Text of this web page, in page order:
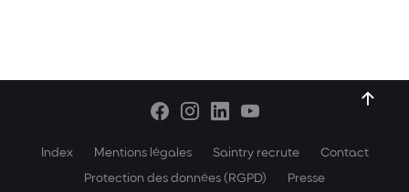
Index Mentions légales Saintry recrute
Contact
Protection des données (RGPD)
Presse